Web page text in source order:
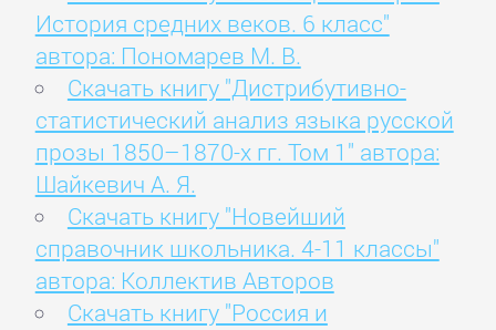
История средних веков. 6 класс"
автора: Пономарев М. В.
Скачать книгу "Дистрибутивно-
статистический анализ языка русской
прозы 1850–1870-х гг. Том 1" автора:
Шайкевич А. Я.
Скачать книгу "Новейший
справочник школьника. 4-11 классы"
автора: Коллектив Авторов
Скачать книгу "Россия и